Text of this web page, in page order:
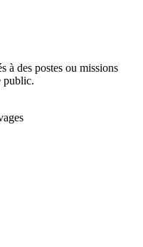
à des postes ou missions
public.